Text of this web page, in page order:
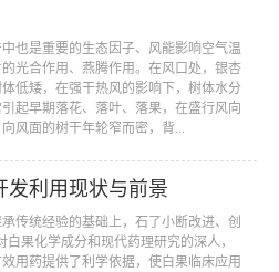
也是重要的生态因子、风能影响空气温
光合作用、燕腾作用。在风口处，银杏
低矮，在强干热风的影响下，树体水分
起早期落花、落叶、落果，在盛行风向
风面的树干年轮窄而密，背...
发利用现状与前景
传统经验的基础上，石了小断改进、创
白果化学成分和现代药理研究的深人，
用药提供了利学依据，使白果临床应用